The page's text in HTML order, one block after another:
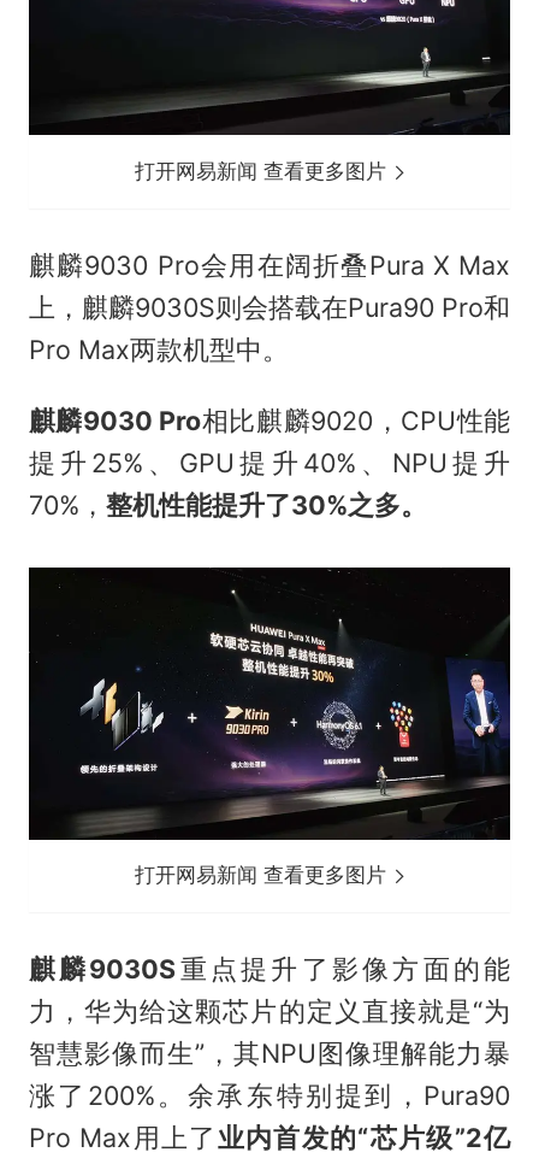
打开网易新闻 查看更多图片
麒麟9030 Pro会用在阔折叠Pura X Max
上，麒麟9030S则会搭载在Pura90 Pro和
Pro Max两款机型中。
麒麟9030 Pro相比麒麟9020，CPU性能
提升25%、GPU提升40%、NPU提升
70%， 整机性能提升了30%之多。
打开网易新闻 查看更多图片
麒麟9030S重点提升了影像方面的能
力，华为给这颗芯片的定义直接就是“为
智慧影像而生”，其NPU图像理解能力暴
涨了200%。 余承东特别提到，Pura90
Pro Max用上了 业内首发的“芯片级”2亿